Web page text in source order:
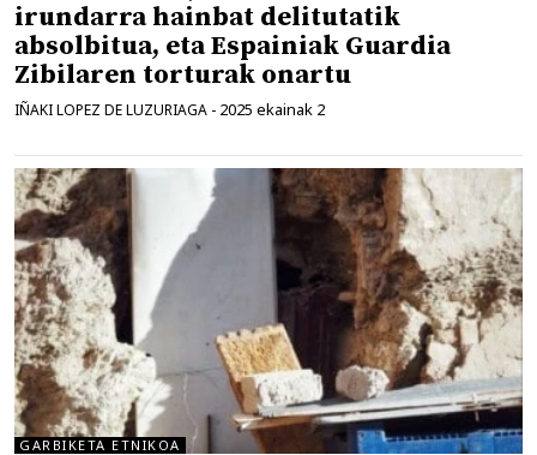
irundarra hainbat delitutatik
absolbitua, eta Espainiak Guardia
Zibilaren torturak onartu
IÑAKI LOPEZ DE LUZURIAGA - 2025 ekainak 2
GARBIKETA ETNIKOA